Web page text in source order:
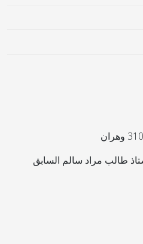
طالب مراد سالم السابق